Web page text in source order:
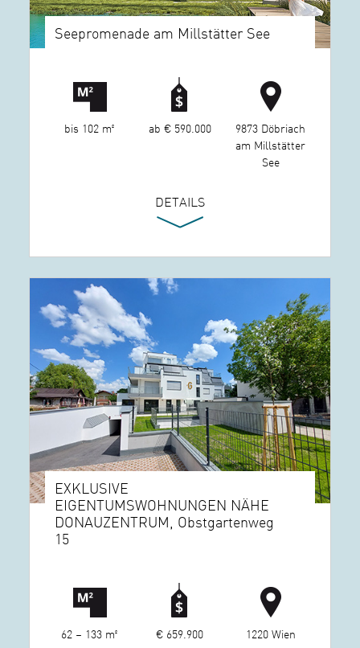
Seepromenade am Millstätter See
bis 102 m² ab € 590.000
9873 Döbriach
am Millstätter
See
DETAILS
EXKLUSIVE
EIGENTUMSWOHNUNGEN NÄHE
DONAUZENTRUM, Obstgartenweg
15
62 – 133 m² € 659.900 1220 Wien